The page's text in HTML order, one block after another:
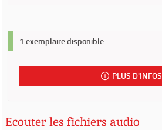
1 exemplaire disponible
PLUS D'INFOS
Ecouter les fichiers audio